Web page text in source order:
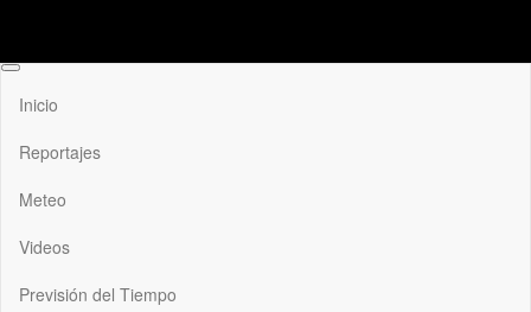
Inicio
Reportajes
Meteo
Videos
Previsión del Tiempo